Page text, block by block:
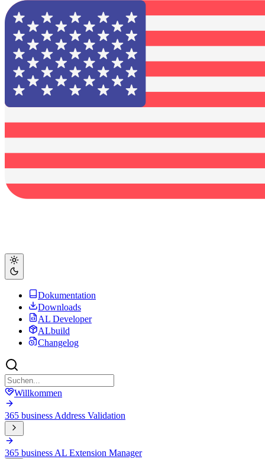
Dokumentation
Downloads
AL Developer
ALbuild
Changelog
Willkommen
365 business Address Validation
365 business AL Extension Manager